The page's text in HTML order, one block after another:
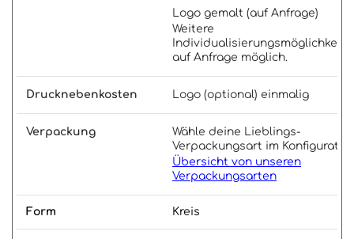
Logo gemalt (auf Anfrage)
Weitere
auf Anfrage möglich.
Drucknebenkosten Logo (optional) einmalig
Verpackung
Wähle deine Lieblings-
Verpackungsart im Konfigurator
Übersicht von unseren
Verpackungsarten
Form Kreis